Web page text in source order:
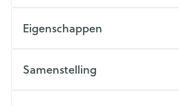
Eigenschappen
Samenstelling